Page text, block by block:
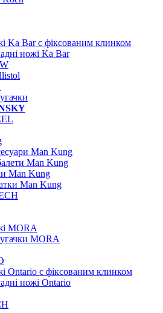
Ka Bar c фіксованим клинком
ножі Ka Bar
Man Kung
Man Kung
Man Kung
Man Kung
MORA
MORA
Ontario c фіксованим клинком
ножі Ontario